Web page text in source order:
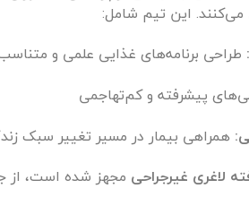
می‌کنند. این تیم شامل:
طراحی برنامه‌های غذایی علمی و متناسب
پیشرفته و کم‌تهاجمی
همراهی بیمار در مسیر تغییر سبک
لاغری غیرجراحی مجهز شده است، از